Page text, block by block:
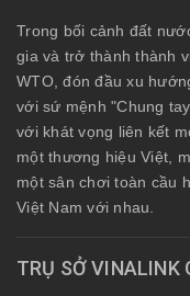
Trong bối cảnh đất
gia và trở thành thành
WTO, đón đầu xu
với sứ mệnh "Chung
với khát vọng liên kết
một thương hiệu Việt,
một sân chơi toàn cầu
Việt Nam với nhau.
TRỤ SỞ VINALINK